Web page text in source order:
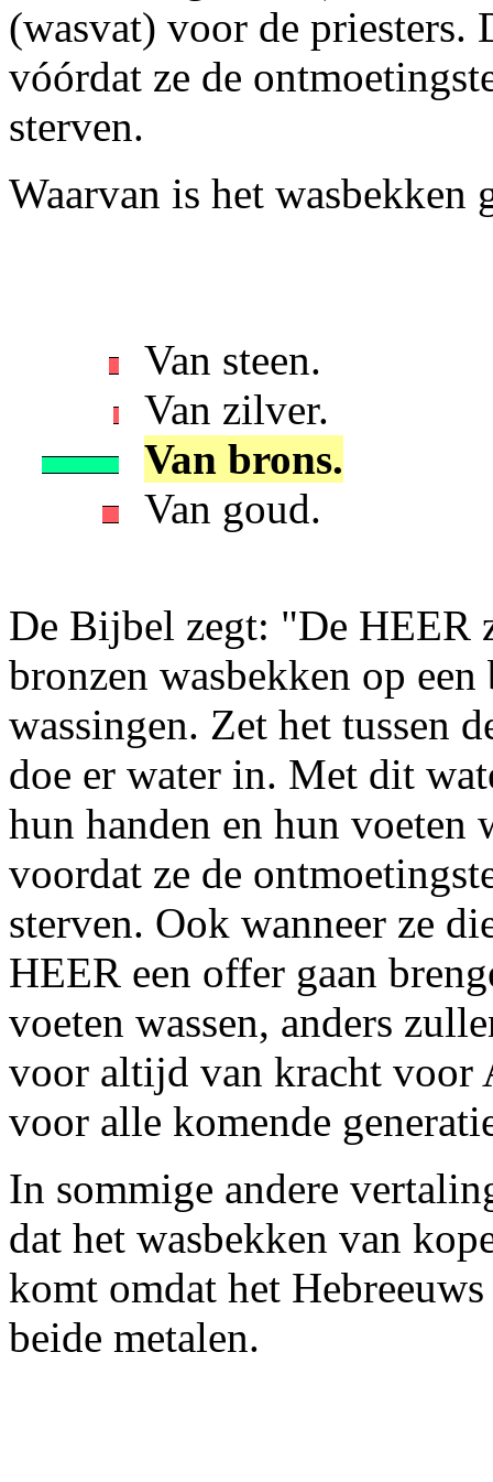
(wasvat) voor de priesters.
vóórdat ze de
sterven.
Waarvan is het wasbekken
Van steen.
Van zilver.
Van brons.
Van goud.
De Bijbel zegt: "De HEER
bronzen wasbekken op
wassingen. Zet het tussen
doe er water in. Met dit
hun handen en hun voeten
voordat ze de
sterven. Ook wanneer ze
HEER een offer gaan
voeten wassen, anders
voor altijd van kracht voor
voor alle komende
In sommige andere
dat het wasbekken van
komt omdat het
beide metalen.